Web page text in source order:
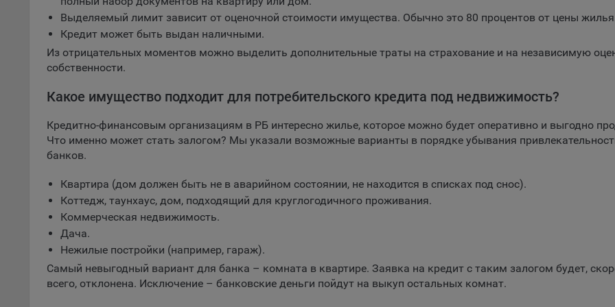
соответствующую опцию в истории браузера.
ссылкам, ведущим на соответствующие страницы сайтов основных
Chrome
Opera
16. Пользователь всегда может направить сообщение с имеющимся у него
Отключение аналитических cookie-файлов не позволит определять
Сохранить мои изменения Сохранить по умолчанию
Банк Решение
Выделяемый лимит зависит от оценочной стоимости имущества. Обычно это 80 процентов от цены
Кредит может быть выдан наличными.
Из отрицательных моментов можно выделить дополнительные траты на страхование и на независимую
собственности.
Какое имущество подходит для потребительского кредита под недвижимость?
Кредитно-финансовым организациям в РБ интересно жилье, которое можно будет оперативно и выгодно
Что именно может стать залогом? Мы указали возможные варианты в порядке убывания
банков.
Квартира (дом должен быть не в аварийном состоянии, не находится в списках под снос).
Коттедж, таунхаус, дом, подходящий для круглогодичного проживания.
Коммерческая недвижимость.
Дача.
Нежилые постройки (например, гараж).
Самый невыгодный вариант для банка – комната в квартире. Заявка на кредит с таким залогом будет,
всего, отклонена. Исключение – банковские деньги пойдут на выкуп остальных комнат.